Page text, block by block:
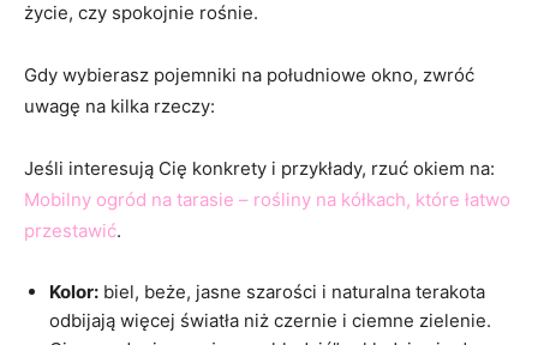
życie, czy spokojnie rośnie.
Gdy wybierasz pojemniki na południowe okno, zwróć
uwagę na kilka rzeczy:
Jeśli interesują Cię konkrety i przykłady, rzuć okiem na:
Mobilny ogród na tarasie – rośliny na kółkach, które łatwo
przestawić.
Kolor: biel, beże, jasne szarości i naturalna terakota
odbijają więcej światła niż czernie i ciemne zielenie.